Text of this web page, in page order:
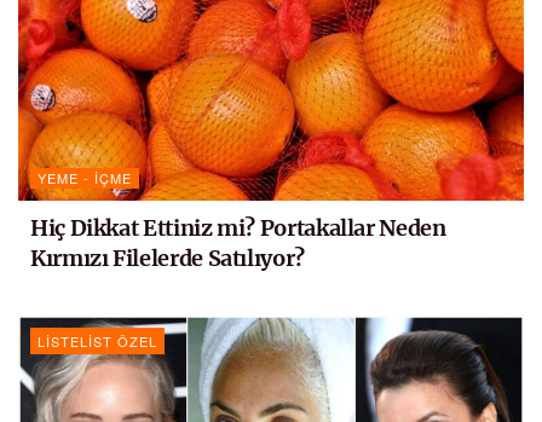
YEME - İÇME
Hiç Dikkat Ettiniz mi? Portakallar Neden
Kırmızı Filelerde Satılıyor?
LISTELIST ÖZEL